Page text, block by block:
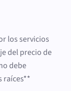
los servicios
del precio de
debe
raíces**